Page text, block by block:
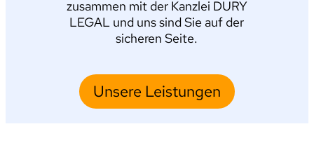
zusammen mit der Kanzlei DURY
LEGAL und uns sind Sie auf der
sicheren Seite.
Unsere Leistungen